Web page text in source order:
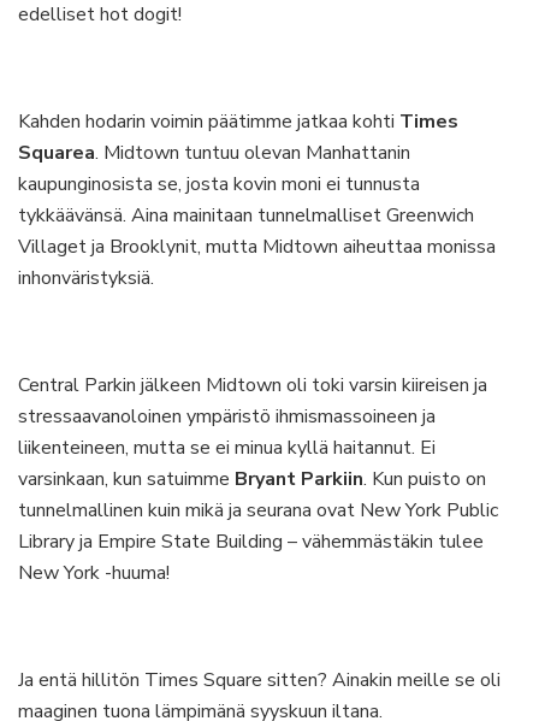
edelliset hot dogit!
Kahden hodarin voimin päätimme jatkaa kohti Times
Squarea. Midtown tuntuu olevan Manhattanin
kaupunginosista se, josta kovin moni ei tunnusta
tykkäävänsä. Aina mainitaan tunnelmalliset Greenwich
Villaget ja Brooklynit, mutta Midtown aiheuttaa monissa
inhonväristyksiä.
Central Parkin jälkeen Midtown oli toki varsin kiireisen ja
stressaavanoloinen ympäristö ihmismassoineen ja
liikenteineen, mutta se ei minua kyllä haitannut. Ei
varsinkaan, kun satuimme Bryant Parkiin. Kun puisto on
tunnelmallinen kuin mikä ja seurana ovat New York Public
Library ja Empire State Building – vähemmästäkin tulee
New York -huuma!
Ja entä hillitön Times Square sitten? Ainakin meille se oli
maaginen tuona lämpimänä syyskuun iltana.